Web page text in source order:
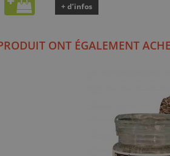
+ d’infos
ONT ÉGALEMENT